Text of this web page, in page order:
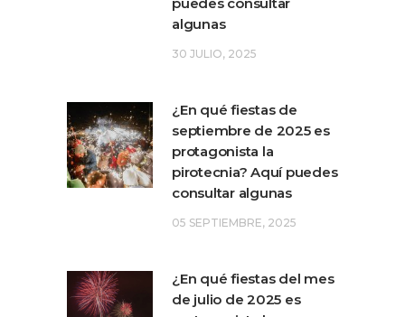
algunas
30 JULIO, 2025
¿En qué fiestas de
septiembre de 2025 es
protagonista la
pirotecnia? Aquí puedes
consultar algunas
05 SEPTIEMBRE, 2025
¿En qué fiestas del mes
de julio de 2025 es